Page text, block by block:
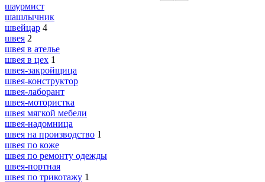
шаурмист
шашлычник
швейцар 4
швея 2
швея в ателье
швея в цех 1
швея-закройщица
швея-конструктор
швея-лаборант
швея-мотористка
швея мягкой мебели
швея-надомница
швея на производство 1
швея по коже
швея по ремонту одежды
швея-портная
швея по трикотажу 1